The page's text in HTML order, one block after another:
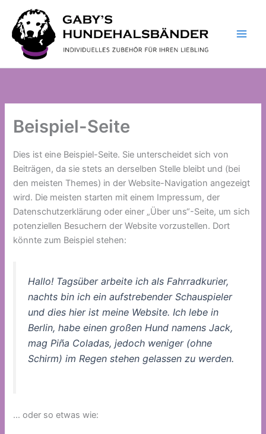
Inhalt
springen
Beispiel-Seite
Dies ist eine Beispiel-Seite. Sie unterscheidet sich von
Beiträgen, da sie stets an derselben Stelle bleibt und (bei
den meisten Themes) in der Website-Navigation angezeigt
wird. Die meisten starten mit einem Impressum, der
Datenschutzerklärung oder einer „Über uns“-Seite, um sich
potenziellen Besuchern der Website vorzustellen. Dort
könnte zum Beispiel stehen:
Hallo! Tagsüber arbeite ich als Fahrradkurier,
nachts bin ich ein aufstrebender Schauspieler
und dies hier ist meine Website. Ich lebe in
Berlin, habe einen großen Hund namens Jack,
mag Piña Coladas, jedoch weniger (ohne
Schirm) im Regen stehen gelassen zu werden.
… oder so etwas wie: